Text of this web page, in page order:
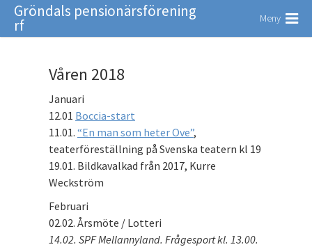
Gröndals pensionärsförening
rf Meny
Våren 2018
Januari
12.01 Boccia-start
11.01. “En man som heter Ove”,
teaterföreställning på Svenska teatern kl 19
19.01. Bildkavalkad från 2017, Kurre
Weckström
Februari
02.02. Årsmöte / Lotteri
14.02. SPF Mellannyland. Frågesport kl. 13.00.